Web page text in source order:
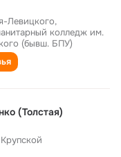
Левицкого,
колледж им.
(бывш. БПУ)
(Толстая)